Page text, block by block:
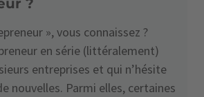
», vous connaissez ?
en série (littéralement)
entreprises et qui n’hésite
nouvelles. Parmi elles, certaines